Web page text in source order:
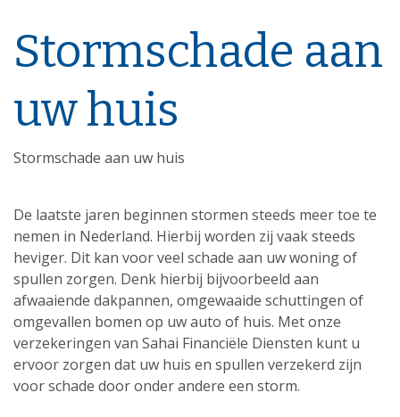
Stormschade aan
uw huis
Stormschade aan uw huis
De laatste jaren beginnen stormen steeds meer toe te
nemen in Nederland. Hierbij worden zij vaak steeds
heviger. Dit kan voor veel schade aan uw woning of
spullen zorgen. Denk hierbij bijvoorbeeld aan
afwaaiende dakpannen, omgewaaide schuttingen of
omgevallen bomen op uw auto of huis. Met onze
verzekeringen van Sahai Financiële Diensten kunt u
ervoor zorgen dat uw huis en spullen verzekerd zijn
voor schade door onder andere een storm.